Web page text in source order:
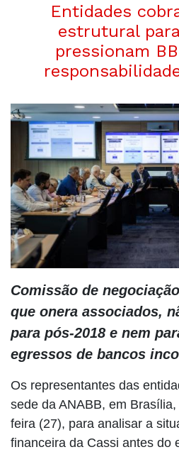
Entidades
estrutural
pressionam
Comissão de
que onera associados,
para pós-2018 e nem
egressos de bancos
Os representantes das
sede da ANABB, em
feira (27), para analisar a
financeira da Cassi antes do